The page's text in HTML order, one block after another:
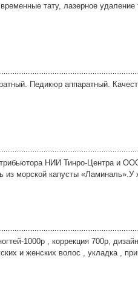
тату, лазерное удаление
Педикюр аппаратный.
НИИ Тинро-Центра и
морской капусты «Ламиналь».У
1000р , коррекция 700р,
и женских волос , укладка ,